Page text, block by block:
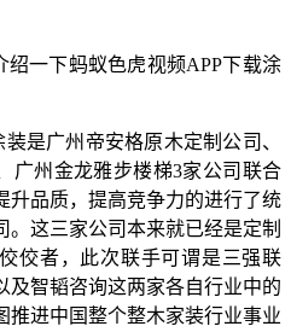
一下蚂蚁色虎视频APP下载涂
是广州帝安格原木定制公司、
广州金龙雅步楼梯3家公司联合
升品质，提高竞争力的进行了统
这三家公司本来就已经是定制
佼者，此次联手可谓是三强联
及智韬咨询这两家各自行业中的
推进中国整个整木家装行业事业